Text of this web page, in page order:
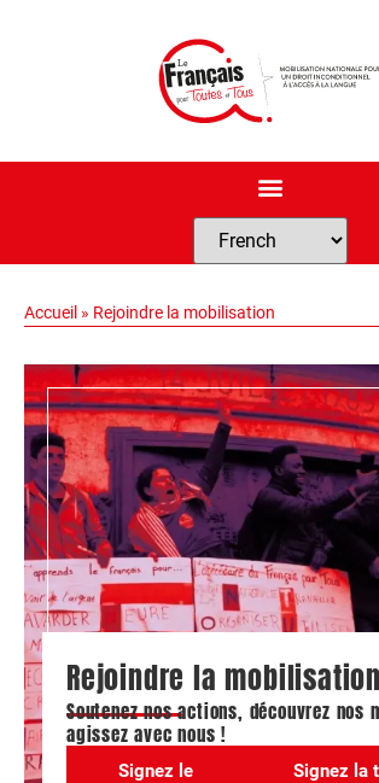
Accueil » Rejoindre la mobilisation
Rejoindre la mobilisation
Soutenez nos actions, découvrez
agissez avec nous !
Signez le
Signez la